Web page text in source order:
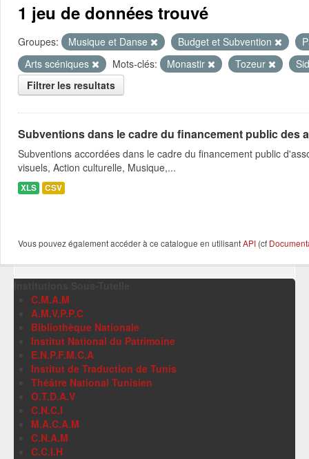
1 jeu de données trouvé
Groupes: Musique et Danse Budget et Subvention
Arts scéniques
Mots-clés: Monastir Tozeur
Filtrer les resultats
Subventions dans le cadre du financement public des
Subventions accordées dans le cadre du financement public
visuels, Action culturelle, Musique,...
XLS CSV
Vous pouvez également accéder à ce catalogue en utilisantAPI (cf
C.M.A.M
A.M.V.P.P.C
Bibliothèque Nationale
Institut National du Patrimoine
E.N.P.F.M.C.A
Institut de Traduction de Tunis
Théâtre National Tunisien
O.T.D.A.V
C.N.C.I
M.A.C.A.M
C.N.A.M
C.C.I.H